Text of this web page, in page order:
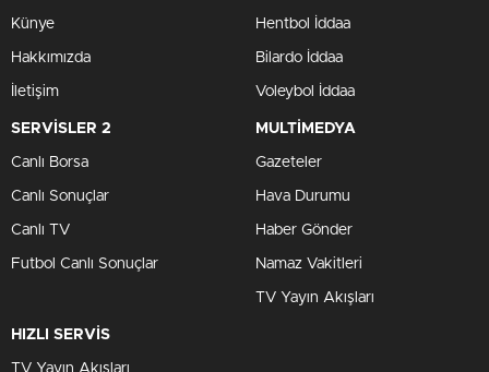
Künye
Hakkımızda
İletişim
Hentbol İddaa
Bilardo İddaa
Voleybol İddaa
SERVİSLER 2
Canlı Borsa
Canlı Sonuçlar
Canlı TV
Futbol Canlı Sonuçlar
MULTİMEDYA
Gazeteler
Hava Durumu
Haber Gönder
Namaz Vakitleri
TV Yayın Akışları
HIZLI SERVİS
TV Yayın Akışları